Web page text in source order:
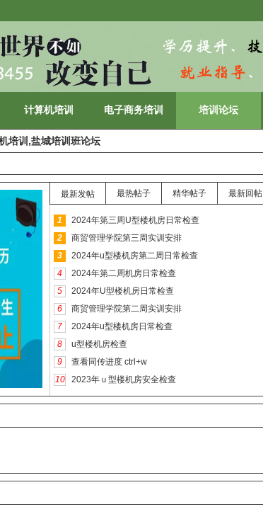
计算机培训 电子商务培训 培训论坛
培训,盐城培训班论坛
最新发帖 最热帖子 精华帖子 最新回帖
1 2024年第三周U型楼机房日常检查
2
商贸管理学院第三周实训安排
3
2024年u型楼机房第二周日常检查
4
2024年第二周机房日常检查
5
2024年U型楼机房日常检查
6
商贸管理学院第二周实训安排
7
2024年u型楼机房日常检查
8
u型楼机房检查
9
查看同传进度 ctrl+w
10
2023年ｕ型楼机房安全检查